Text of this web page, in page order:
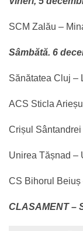
SCM Zalău –
Sâmbătă. 6
Sănătatea Cluj –
ACS Sticla
Crișul
Unirea Tășnad –
CS Bihorul Beiuș
CLASAMENT –